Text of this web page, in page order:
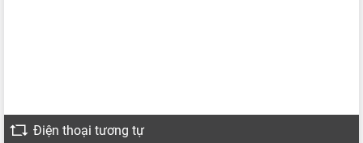
Điện thoại tương tự